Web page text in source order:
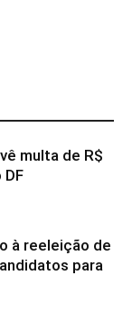
multa de R$
DF
à reeleição de
para